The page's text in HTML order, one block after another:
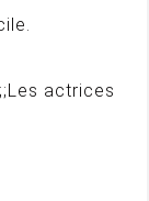
actrices